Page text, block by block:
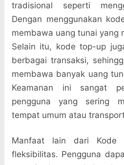
tradisional seperti
Dengan menggunakan
membawa uang tunai yang
Selain itu, kode top-up
berbagai transaksi,
membawa banyak uang
Keamanan ini sangat
pengguna yang sering
tempat umum atau
Manfaat lain dari Kode
fleksibilitas. Pengguna